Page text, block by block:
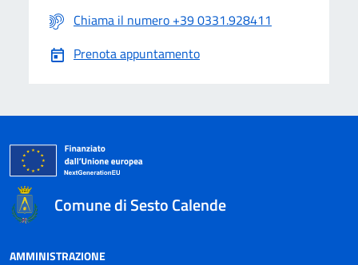
Chiama il numero +39 0331.928411
Prenota appuntamento
Comune di Sesto Calende
AMMINISTRAZIONE